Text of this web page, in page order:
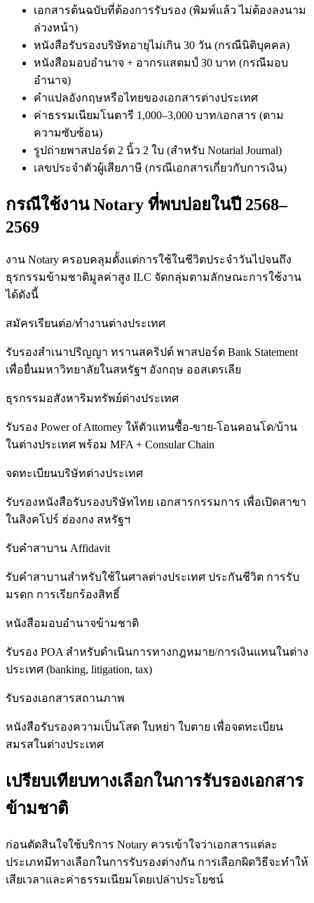
เอกสารต้นฉบับที่ต้องการรับรอง (พิมพ์แล้ว ไม่ต้องลงนาม
ล่วงหน้า)
หนังสือรับรองบริษัทอายุไม่เกิน 30 วัน (กรณีนิติบุคคล)
หนังสือมอบอำนาจ + อากรแสตมป์ 30 บาท (กรณีมอบ
อำนาจ)
คำแปลอังกฤษหรือไทยของเอกสารต่างประเทศ
ค่าธรรมเนียมโนตารี 1,000–3,000 บาท/เอกสาร (ตาม
ความซับซ้อน)
รูปถ่ายพาสปอร์ต 2 นิ้ว 2 ใบ (สำหรับ Notarial Journal)
เลขประจำตัวผู้เสียภาษี (กรณีเอกสารเกี่ยวกับการเงิน)
กรณีใช้งาน Notary ที่พบบ่อยในปี 2568–
2569
งาน Notary ครอบคลุมตั้งแต่การใช้ในชีวิตประจำวันไปจนถึง
ธุรกรรมข้ามชาติมูลค่าสูง ILC จัดกลุ่มตามลักษณะการใช้งาน
ได้ดังนี้
สมัครเรียนต่อ/ทำงานต่างประเทศ
รับรองสำเนาปริญญา ทรานสคริปต์ พาสปอร์ต Bank Statement
เพื่อยื่นมหาวิทยาลัยในสหรัฐฯ อังกฤษ ออสเตรเลีย
ธุรกรรมอสังหาริมทรัพย์ต่างประเทศ
รับรอง Power of Attorney ให้ตัวแทนซื้อ-ขาย-โอนคอนโด/บ้าน
ในต่างประเทศ พร้อม MFA + Consular Chain
จดทะเบียนบริษัทต่างประเทศ
รับรองหนังสือรับรองบริษัทไทย เอกสารกรรมการ เพื่อเปิดสาขา
ในสิงคโปร์ ฮ่องกง สหรัฐฯ
รับคำสาบาน Affidavit
รับคำสาบานสำหรับใช้ในศาลต่างประเทศ ประกันชีวิต การรับ
มรดก การเรียกร้องสิทธิ์
หนังสือมอบอำนาจข้ามชาติ
รับรอง POA สำหรับดำเนินการทางกฎหมาย/การเงินแทนในต่าง
ประเทศ (banking, litigation, tax)
รับรองเอกสารสถานภาพ
หนังสือรับรองความเป็นโสด ใบหย่า ใบตาย เพื่อจดทะเบียน
สมรสในต่างประเทศ
เปรียบเทียบทางเลือกในการรับรองเอกสาร
ข้ามชาติ
ก่อนตัดสินใจใช้บริการ Notary ควรเข้าใจว่าเอกสารแต่ละ
ประเภทมีทางเลือกในการรับรองต่างกัน การเลือกผิดวิธีจะทำให้
เสียเวลาและค่าธรรมเนียมโดยเปล่าประโยชน์